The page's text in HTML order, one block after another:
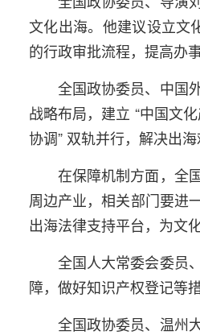
文化出海。他建议设立文
的行政审批流程，提高办事
全国政协委员、中国
战略布局，建立 “中国文
协调” 双轨并行，解决出海
在保障机制方面，全
周边产业，相关部门要进
出海法律支持平台，为文
全国人大常委会委员
障，做好知识产权登记等
全国政协委员、温州